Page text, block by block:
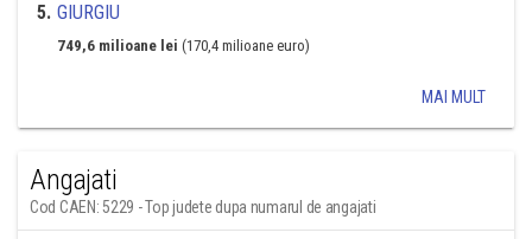
5. GIURGIU
749,6 milioane lei (170,4 milioane euro)
MAI MULT
Angajati
Cod CAEN: 5229 - Top judete dupa numarul de angajati